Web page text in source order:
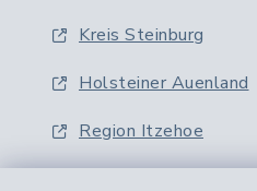
Kreis Steinburg
Holsteiner Auenland
Region Itzehoe